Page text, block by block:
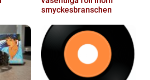
smyckesbranschen